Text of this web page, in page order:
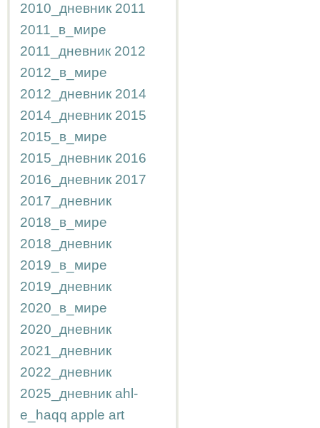
2010_дневник 2011
2011_в_мире
2011_дневник 2012
2012_в_мире
2012_дневник 2014
2014_дневник 2015
2015_в_мире
2015_дневник 2016
2016_дневник 2017
2017_дневник
2018_в_мире
2018_дневник
2019_в_мире
2019_дневник
2020_в_мире
2020_дневник
2021_дневник
2022_дневник
2025_дневник ahl-
e_haqq apple art